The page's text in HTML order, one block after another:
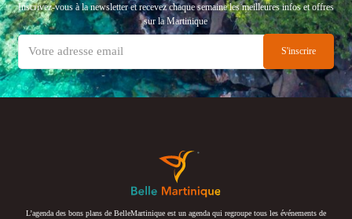
Inscrivez-vous à la newsletter et recevez chaque semaine les meilleures infos et offres
sur la Martinique
L’agenda des bons plans de BelleMartinique est un agenda qui regroupe tous les événements de